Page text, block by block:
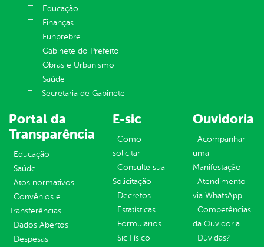
Educação
Finanças
Funprebre
Gabinete do Prefeito
Obras e Urbanismo
Saúde
Secretaria de Gabinete
Portal da
Transparência
Educação
Saúde
Atos normativos
Convênios e
Transferências
Dados Abertos
Despesas
E-sic
Como
solicitar
Consulte sua
Solicitação
Decretos
Estatísticas
Formulários
Sic Físico
Ouvidoria
Acompanhar
uma
Manifestação
Atendimento
via WhatsApp
Competências
da Ouvidoria
Dúvidas?